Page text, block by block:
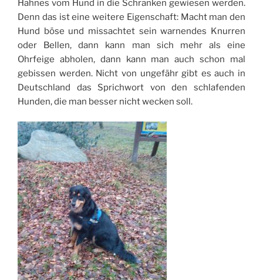
Hahnes vom Hund in die Schranken gewiesen werden.
Denn das ist eine weitere Eigenschaft: Macht man den
Hund böse und missachtet sein warnendes Knurren
oder Bellen, dann kann man sich mehr als eine
Ohrfeige abholen, dann kann man auch schon mal
gebissen werden. Nicht von ungefähr gibt es auch in
Deutschland das Sprichwort von den schlafenden
Hunden, die man besser nicht wecken soll.